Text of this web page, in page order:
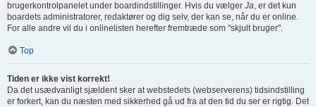
brugerkontrolpanelet under boardindstillinger. Hvis du vælger Ja, er det kun
boardets administratorer, redaktører og dig selv, der kan se, når du er online.
For alle andre vil du i onlinelisten herefter fremtræde som "skjult bruger".
Top
Tiden er ikke vist korrekt!
Da det usædvanligt sjældent sker at webstedets (webserverens) tidsindstilling
er forkert, kan du næsten med sikkerhed gå ud fra at den tid du ser er rigtig. Det